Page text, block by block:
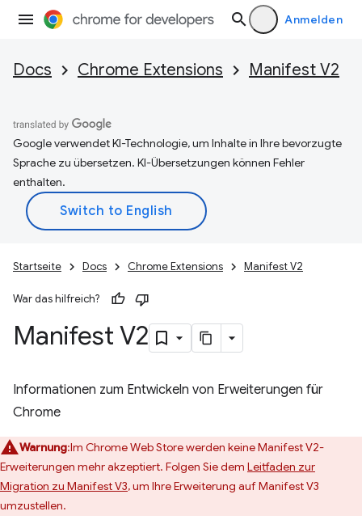
Anmelden
Docs Chrome Extensions Manifest V2
Google verwendet KI-Technologie, um Inhalte in Ihre bevorzugte
Sprache zu übersetzen. KI-Übersetzungen können Fehler
enthalten.
Startseite Docs Chrome Extensions Manifest V2
War das hilfreich?
Manifest V2
Informationen zum Entwickeln von Erweiterungen für
Chrome
Warnung:Im Chrome Web Store werden keine Manifest V2-
Erweiterungen mehr akzeptiert. Folgen Sie dem Leitfaden zur
Migration zu Manifest V3, um Ihre Erweiterung auf Manifest V3
umzustellen.